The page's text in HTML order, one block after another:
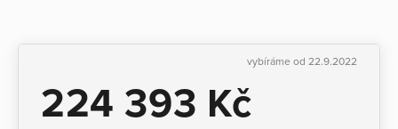
vybíráme od 22.9.2022
224 393 Kč